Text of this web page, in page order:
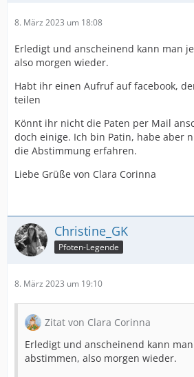
8. März 2023 um 18:08
Erledigt und anscheinend kann man
also morgen wieder.
Habt ihr einen Aufruf auf facebook,
teilen
Könnt ihr nicht die Paten per Mail
doch einige. Ich bin Patin, habe aber
die Abstimmung erfahren.
Liebe Grüße von Clara Corinna
Christine_GK
Pfoten-Legende
8. März 2023 um 19:10
Zitat von Clara Corinna
Erledigt und anscheinend kann
abstimmen, also morgen wieder.